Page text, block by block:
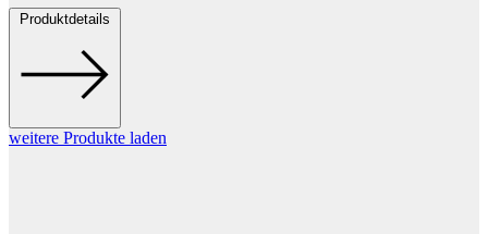
Produktdetails
weitere Produkte laden